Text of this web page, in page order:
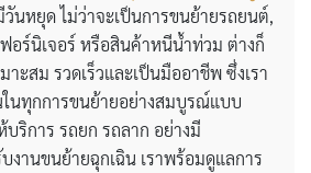
นหยุด ไม่ว่าจะเป็นการขนย้ายรถยนต์,
อร์นิเจอร์ หรือสินค้าหนีน้ำท่วม ต่างก็
าะสม รวดเร็วและเป็นมืออาชีพ ซึ่งเรา
นทุกการขนย้ายอย่างสมบูรณ์แบบ
ริการ รถยก รถลาก อย่างมี
งานขนย้ายฉุกเฉิน เราพร้อมดูแลการ